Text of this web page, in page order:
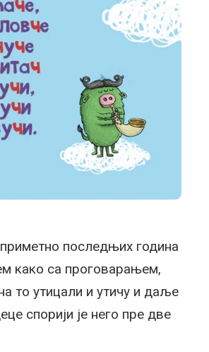
последњих година
како са проговарањем,
то утицали и утичу и даље
спорији је него пре две